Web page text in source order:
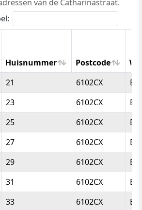
van de Catharinastraat.
Huisnummer Postcode
Huisnummer Postcode
21 6102CX
23 6102CX
25 6102CX
27 6102CX
29 6102CX
31 6102CX
33 6102CX